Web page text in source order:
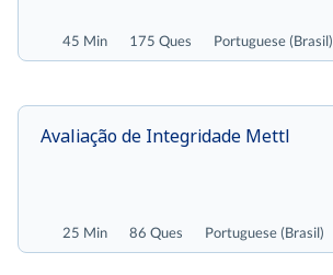
45 Min 175 Ques Portuguese (Brasil)
25 Min 86 Ques Portuguese (Brasil)
Avaliação de Integridade Mettl